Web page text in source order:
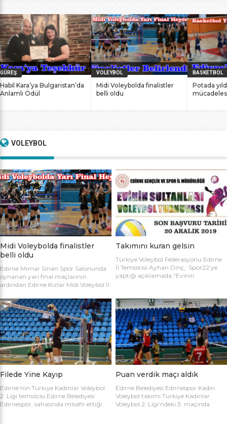
başarılarına yenilerini ekledi. İstanbul Ataköy’de 11-12 Mart
2017 tarihlerinde düzenlenen Masterlar […]
GÜREŞ
Habil Kara’ya Bulgaristan’da
Anlamlı Ödül
VOLEYBOL
Midi Voleybolda finalistler
belli oldu
BASKETBOL
Potada
VOLEYBOL
Midi Voleybolda finalistler
belli oldu
Edirne Mimar Sinan Spor Salonunda
oynanan yarı final maçlarının
ardından Edirne Kızlar Midi Voleybol İl
oynamaya hak kazanan takımlar
belirlendi. İlk oynanan yarı final
maçında Atletik Trakya takımını 25-
17, 25-7 ve 25-20’lik setlerle 3-0
mağlup eden Keşan Yıldızı takımı
finale adını ilk yazdıran takım oldu.
Oynanan ikinci maçta Avrupa
Yıldızları ile Kırcasalih […]
Takımını kuran gelsin
Türkiye Voleybol Federasyonu Edirne
İl Temsilcisi Ayhan Dinç, Spor22’ye
yaptığı açıklamada “Evinin
Temsilciliği olarak “Evinin Sultanları”
ismiyle Kadın Voleybol Turnuvası
organize ediliyor. 18 yaşını doldurmuş
tüm kadınların katılımına açık olan
turnuvaya katılım için takım
kaptanlarının sporcu listesini sağlık
raporlarıyla(sağlık ocağından
alınması yeterli) birlikte Gençlik Spor
İl […]
Filede Yine Kayıp
Edirne’nin Türkiye Kadınlar Voleybol
2. Ligi temsilcisi Edirne Belediyesi
Edirnespor, sahasında misafir ettiği
Puan verdik maçı aldık
Edirne Belediyesi Edirnespor Kadın
Voleybol takımı Türkiye Kadınlar
Voleybol 2. Ligi’ndeki 3. maçında